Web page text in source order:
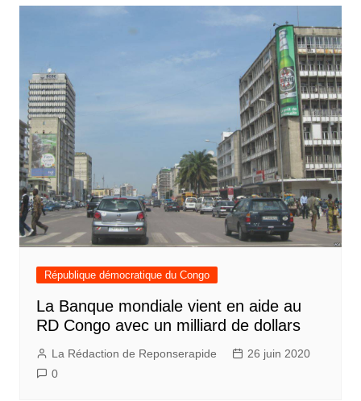
République démocratique du Congo
La Banque mondiale vient en aide au
RD Congo avec un milliard de dollars
La Rédaction de Reponserapide
26 juin 2020
0